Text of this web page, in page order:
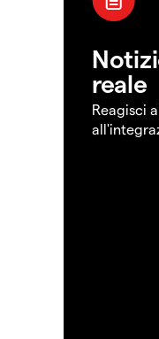
reale
Reagisci